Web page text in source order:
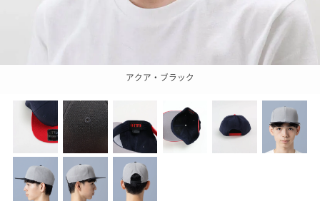
アクア・ブラック